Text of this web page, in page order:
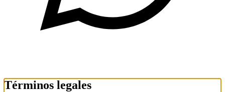
Términos legales